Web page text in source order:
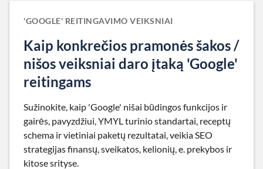
'GOOGLE' REITINGAVIMO VEIKSNIAI
Kaip konkrečios pramonės šakos /
nišos veiksniai daro įtaką 'Google'
reitingams
Sužinokite, kaip 'Google' nišai būdingos funkcijos ir
gairės, pavyzdžiui, YMYL turinio standartai, receptų
schema ir vietiniai paketų rezultatai, veikia SEO
strategijas finansų, sveikatos, kelionių, e. prekybos ir
kitose srityse.